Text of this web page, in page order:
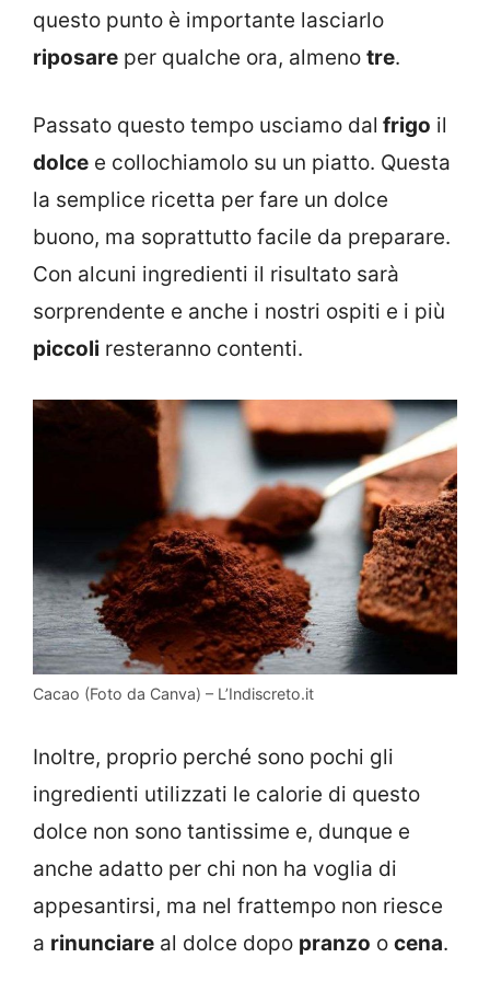
questo punto è importante lasciarlo
riposare per qualche ora, almeno tre.
Passato questo tempo usciamo dal frigo il
dolce e collochiamolo su un piatto. Questa
la semplice ricetta per fare un dolce
buono, ma soprattutto facile da preparare.
Con alcuni ingredienti il risultato sarà
sorprendente e anche i nostri ospiti e i più
piccoli resteranno contenti.
Cacao (Foto da Canva) – L’Indiscreto.it
Inoltre, proprio perché sono pochi gli
ingredienti utilizzati le calorie di questo
dolce non sono tantissime e, dunque e
anche adatto per chi non ha voglia di
appesantirsi, ma nel frattempo non riesce
a rinunciare al dolce dopo pranzo o cena.